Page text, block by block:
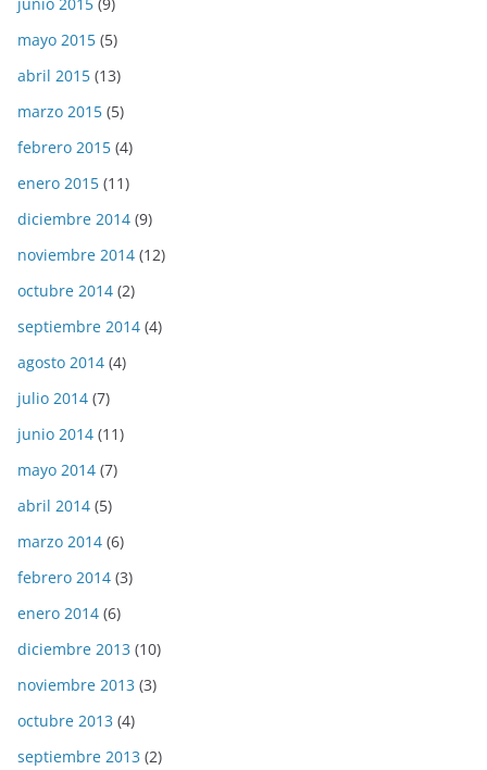
junio 2015 (9)
mayo 2015 (5)
abril 2015 (13)
marzo 2015 (5)
febrero 2015 (4)
enero 2015 (11)
diciembre 2014 (9)
noviembre 2014 (12)
octubre 2014 (2)
septiembre 2014 (4)
agosto 2014 (4)
julio 2014 (7)
junio 2014 (11)
mayo 2014 (7)
abril 2014 (5)
marzo 2014 (6)
febrero 2014 (3)
enero 2014 (6)
diciembre 2013 (10)
noviembre 2013 (3)
octubre 2013 (4)
septiembre 2013 (2)